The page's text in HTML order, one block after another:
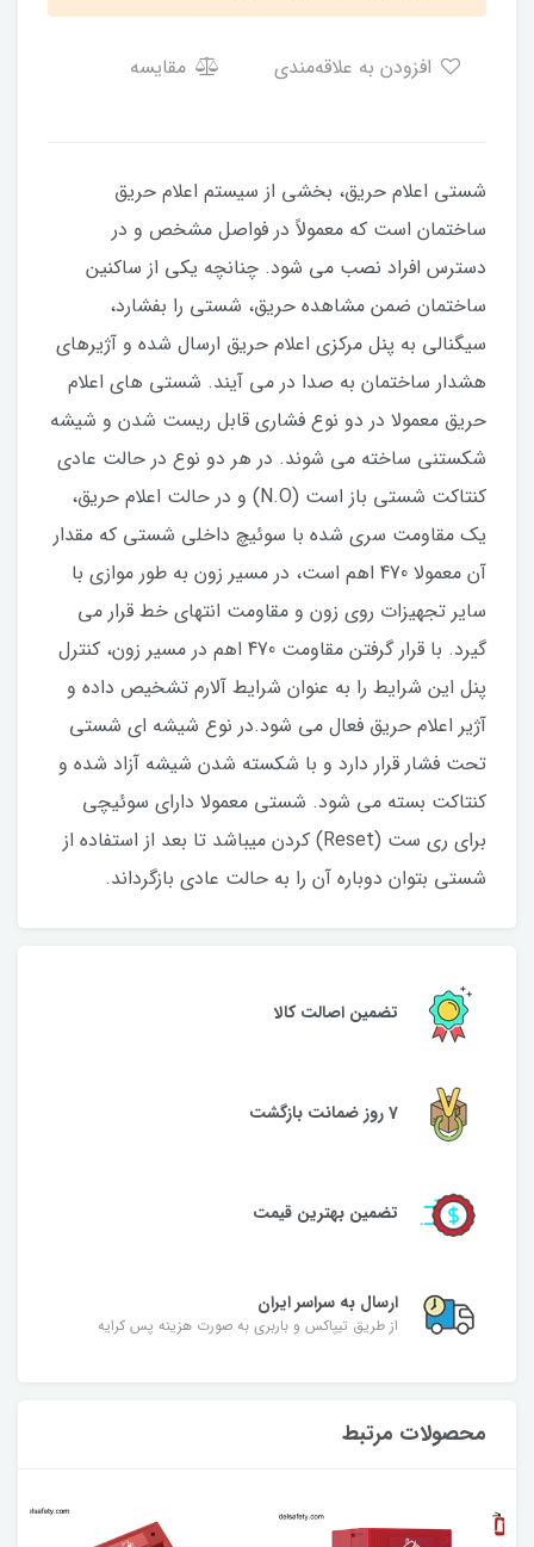
مقایسه
شستی اعلام حریق، بخشی از سیستم اعلام حریق
ساختمان است که معمولاً در فواصل مشخص و در
دسترس افراد نصب می شود. چنانچه یکی از ساکنین
ساختمان ضمن مشاهده حریق، شستی را بفشارد،
سیگنالی به پنل مرکزی اعلام حریق ارسال شده و آژیرهای
هشدار ساختمان به صدا در می آیند. شستی های اعلام
حریق معمولا در دو نوع فشاری قابل ریست شدن و شیشه
شکستنی ساخته می شوند. در هر دو نوع در حالت عادی
کنتاکت شستی باز است (N.O) و در حالت اعلام حریق،
یک مقاومت سری شده با سوئیچ داخلی شستی که مقدار
آن معمولا 470 اهم است، در مسیر زون به طور موازی با
سایر تجهیزات روی زون و مقاومت انتهای خط قرار می
گیرد. با قرار گرفتن مقاومت 470 اهم در مسیر زون، کنترل
پنل این شرایط را به عنوان شرایط آلارم تشخیص داده و
آژیر اعلام حریق فعال می شود.در نوع شیشه­ ای شستی
تحت فشار قرار دارد و با شکسته شدن شیشه آزاد شده و
کنتاکت بسته می­ شود. شستی معمولا دارای سوئیچی
برای ری ست (Reset) کردن می­باشد تا بعد از استفاده از
شستی بتوان دوباره آن ­را به حالت عادی بازگرداند.
تضمین اصالت کالا
7 روز ضمانت بازگشت
تضمین بهترین قیمت
ارسال به سراسر ایران
از طریق تیپاکس و باربری به صورت هزینه پس کرایه
محصولات مرتبط